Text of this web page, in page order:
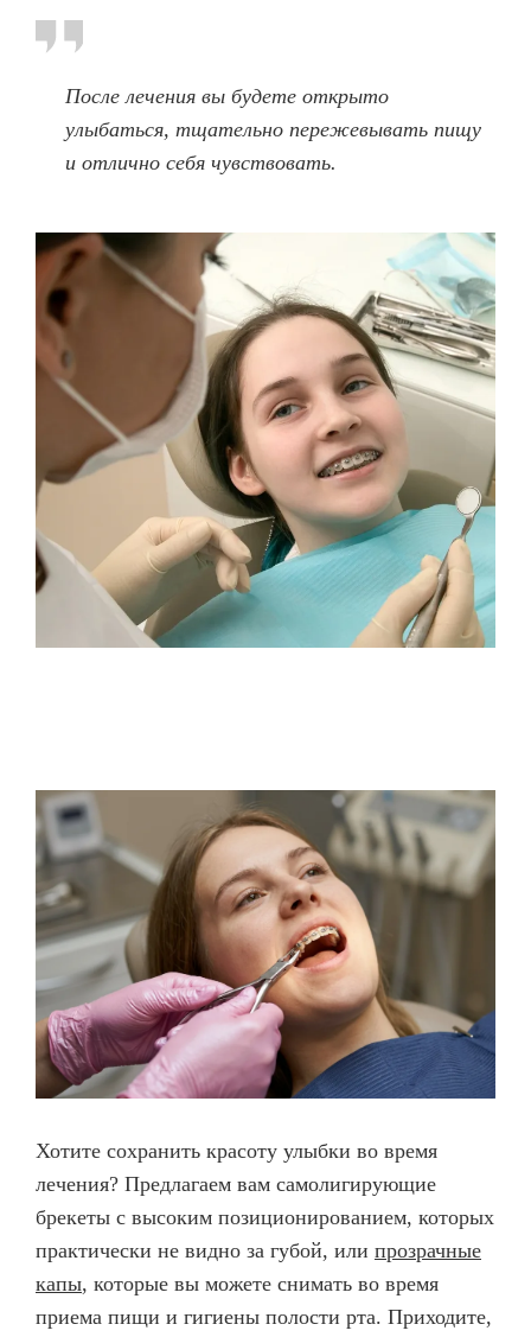
После лечения вы будете открыто
улыбаться, тщательно пережевывать пищу
и отлично себя чувствовать.
Хотите сохранить красоту улыбки во время
лечения? Предлагаем вам самолигирующие
брекеты с высоким позиционированием, которых
практически не видно за губой, или прозрачные
капы, которые вы можете снимать во время
приема пищи и гигиены полости рта. Приходите,